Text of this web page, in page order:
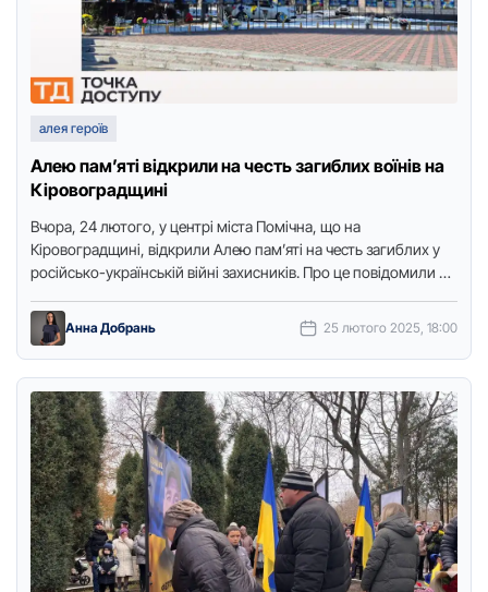
алея героїв
Алею пам’яті відкрили на честь загиблих воїнів на
Кіровоградщині
Вчора, 24 лютого, у центрі міста Помічна, що на
Кіровоградщині, відкрили Алею пам’яті на честь загиблих у
російсько-українській війні захисників. Про це повідомили у
Анна Добрань 25 лютого 2025, 18:00